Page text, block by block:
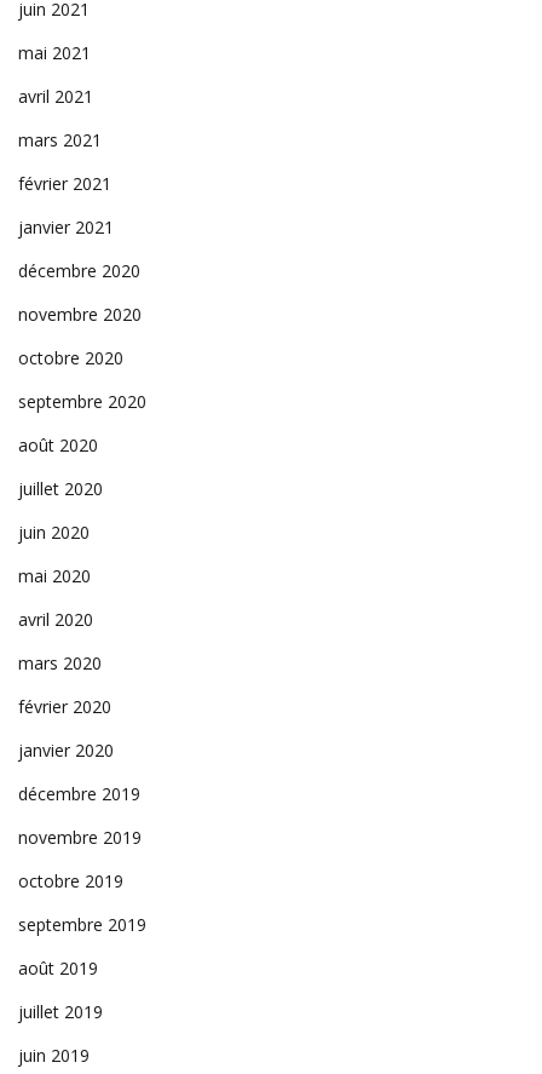
juin 2021
mai 2021
avril 2021
mars 2021
février 2021
janvier 2021
décembre 2020
novembre 2020
octobre 2020
septembre 2020
août 2020
juillet 2020
juin 2020
mai 2020
avril 2020
mars 2020
février 2020
janvier 2020
décembre 2019
novembre 2019
octobre 2019
septembre 2019
août 2019
juillet 2019
juin 2019